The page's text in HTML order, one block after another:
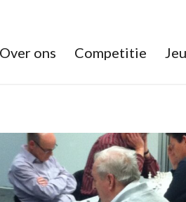
Over ons Competitie